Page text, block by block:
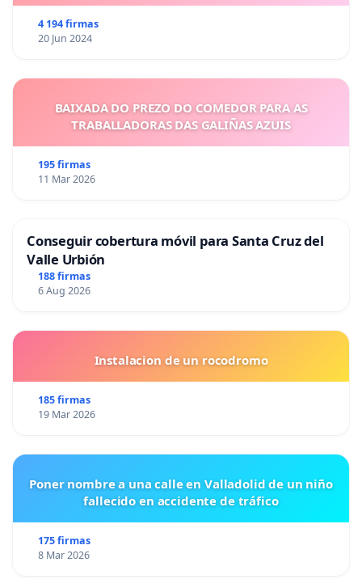
4 194 firmas
20 Jun 2024
BAIXADA DO PREZO DO COMEDOR PARA AS
TRABALLADORAS DAS GALIÑAS AZUIS
195 firmas
11 Mar 2026
Conseguir cobertura móvil para Santa Cruz del
Valle Urbión
188 firmas
6 Aug 2026
Instalacion de un rocodromo
185 firmas
19 Mar 2026
Poner nombre a una calle en Valladolid de un niño
fallecido en accidente de tráfico
175 firmas
8 Mar 2026